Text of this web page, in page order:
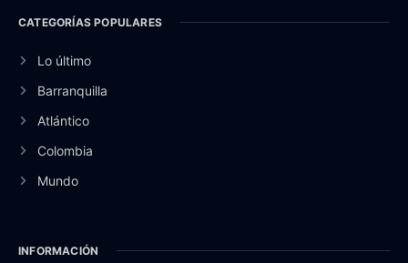
CATEGORÍAS POPULARES
Lo último
Barranquilla
Atlántico
Colombia
Mundo
INFORMACIÓN